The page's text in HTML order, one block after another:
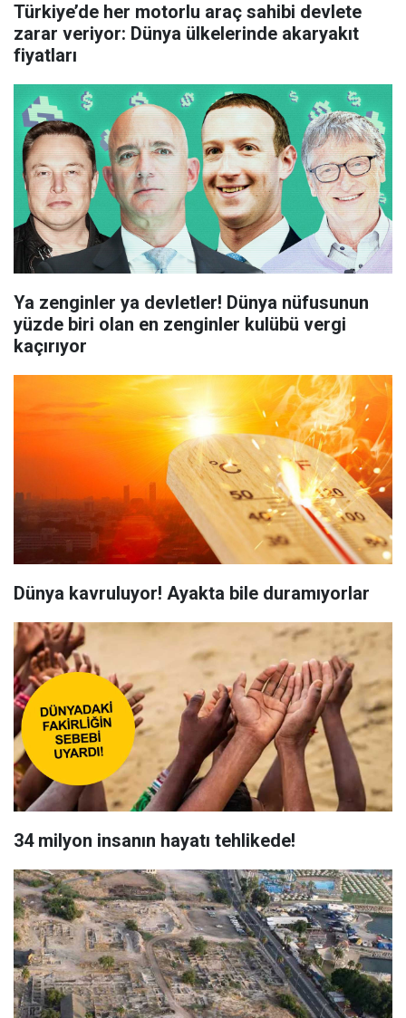
Türkiye’de her motorlu araç sahibi devlete
zarar veriyor: Dünya ülkelerinde akaryakıt
fiyatları
Ya zenginler ya devletler! Dünya nüfusunun
yüzde biri olan en zenginler kulübü vergi
kaçırıyor
Dünya kavruluyor! Ayakta bile duramıyorlar
34 milyon insanın hayatı tehlikede!